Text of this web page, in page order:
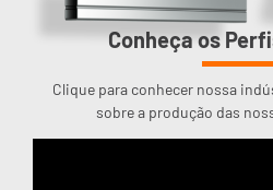
Conheça os
Clique para conhecer nossa
sobre a produção das